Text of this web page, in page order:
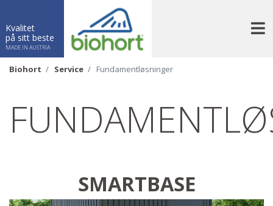
Kvalitet
på sitt beste
MADE IN AUSTRIA
Biohort Service Fundamentløsninger
SMARTBASE